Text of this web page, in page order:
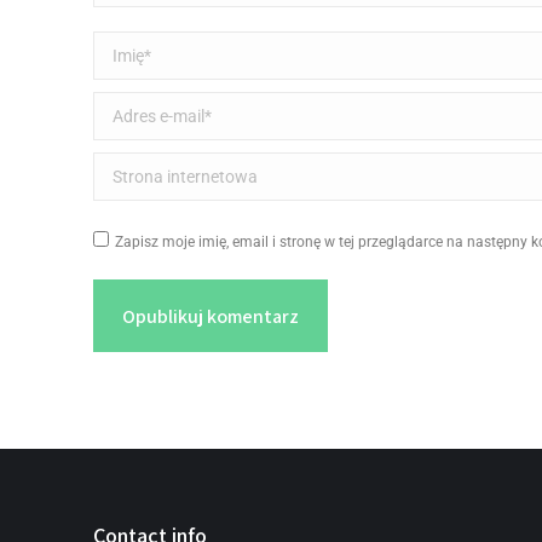
Imię *
Adres e-mail *
Strona internetowa
Zapisz moje imię, email i stronę w tej przeglądarce na następny
Opublikuj komentarz
Contact info